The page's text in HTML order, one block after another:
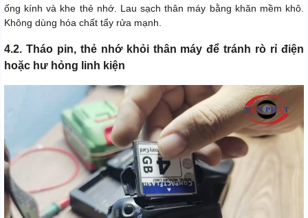
ống kính và khe thẻ nhớ. Lau sạch thân máy bằng khăn mềm khô.
Không dùng hóa chất tẩy rửa mạnh.
4.2. Tháo pin, thẻ nhớ khỏi thân máy để tránh rò rỉ điện
hoặc hư hỏng linh kiện